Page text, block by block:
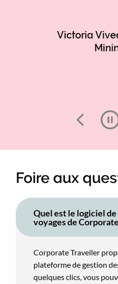
Victoria
Foire aux
Quel est le logiciel
voyages de
Corporate Traveller
plateforme de gestion
quelques clics, vous